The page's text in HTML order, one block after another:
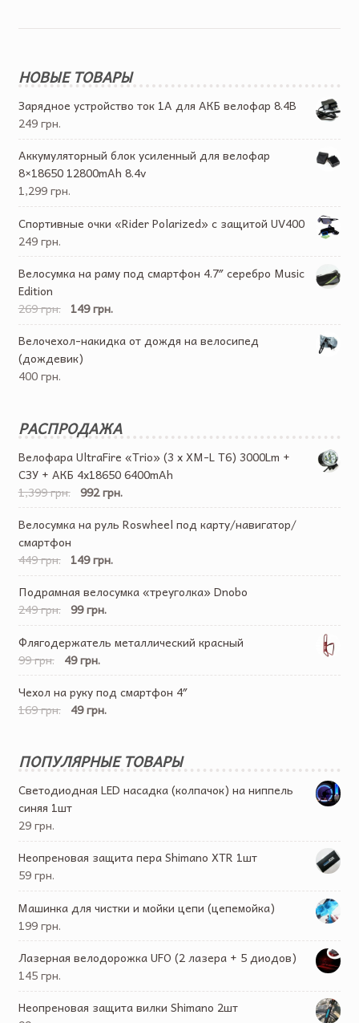
НОВЫЕ ТОВАРЫ
Зарядное устройство ток 1А для АКБ велофар 8.4В
249 грн.
Аккумуляторный блок усиленный для велофар
8×18650 12800mAh 8.4v
1,299 грн.
Спортивные очки «Rider Polarized» с защитой UV400
249 грн.
Велосумка на раму под смартфон 4.7″ серебро Music
Edition
269 грн.
149 грн.
Велочехол-накидка от дождя на велосипед
(дождевик)
400 грн.
РАСПРОДАЖА
Велофара UltraFire «Trio» (3 x XM-L T6) 3000Lm +
СЗУ + АКБ 4х18650 6400mAh
1,399 грн. 992 грн.
Велосумка на руль Roswheel под карту/навигатор/
смартфон
449 грн.
149 грн.
Подрамная велосумка «треуголка» Dnobo
249 грн. 99 грн.
Флягодержатель металлический красный
99 грн.
49 грн.
Чехол на руку под смартфон 4″
169 грн.
49 грн.
ПОПУЛЯРНЫЕ ТОВАРЫ
Светодиодная LED насадка (колпачок) на ниппель
синяя 1шт
29 грн.
Неопреновая защита пера Shimano XTR 1шт
59 грн.
Машинка для чистки и мойки цепи (цепемойка)
199 грн.
Лазерная велодорожка UFO (2 лазера + 5 диодов)
145 грн.
Неопреновая защита вилки Shimano 2шт